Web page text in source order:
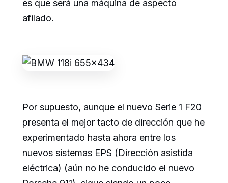
es que será una máquina de aspecto
afilado.
Por supuesto, aunque el nuevo Serie 1 F20
presenta el mejor tacto de dirección que he
experimentado hasta ahora entre los
nuevos sistemas EPS (Dirección asistida
eléctrica) (aún no he conducido el nuevo